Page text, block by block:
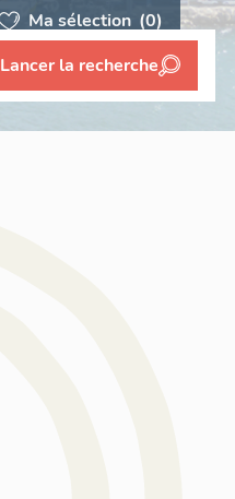
Ma sélection (0)
Lancer la recherche